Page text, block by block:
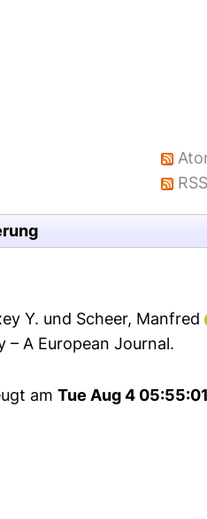
Y. und Scheer, Manfred
– A European Journal.
am Tue Aug 4